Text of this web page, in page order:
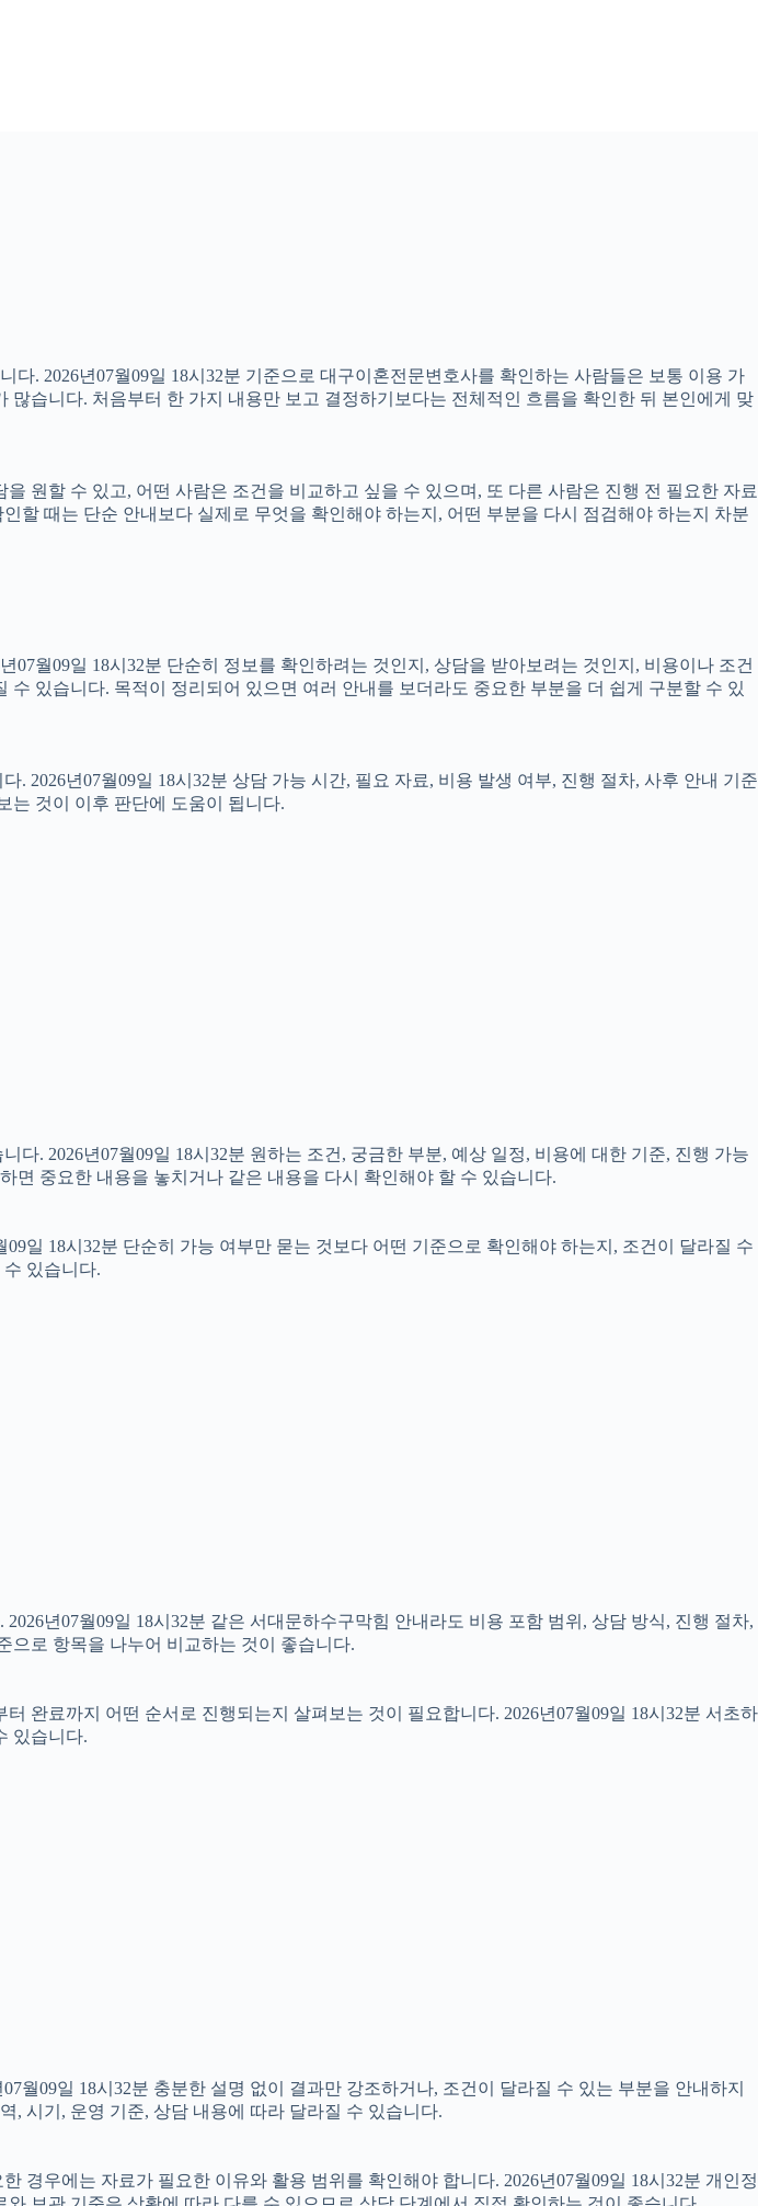
. 2026년07월09일 18시32분 기준으로 대구이혼전문변호사를 확인하는 사람들은 보통 이용 가
습니다. 처음부터 한 가지 내용만 보고 결정하기보다는 전체적인 흐름을 확인한 뒤 본인에게 맞
원할 수 있고, 어떤 사람은 조건을 비교하고 싶을 수 있으며, 또 다른 사람은 진행 전 필요한 자료
할 때는 단순 안내보다 실제로 무엇을 확인해야 하는지, 어떤 부분을 다시 점검해야 하는지 차분
월09일 18시32분 단순히 정보를 확인하려는 것인지, 상담을 받아보려는 것인지, 비용이나 조건
있습니다. 목적이 정리되어 있으면 여러 안내를 보더라도 중요한 부분을 더 쉽게 구분할 수 있
2026년07월09일 18시32분 상담 가능 시간, 필요 자료, 비용 발생 여부, 진행 절차, 사후 안내 기준
는 것이 이후 판단에 도움이 됩니다.
. 2026년07월09일 18시32분 원하는 조건, 궁금한 부분, 예상 일정, 비용에 대한 기준, 진행 가능
면 중요한 내용을 놓치거나 같은 내용을 다시 확인해야 할 수 있습니다.
일 18시32분 단순히 가능 여부만 묻는 것보다 어떤 기준으로 확인해야 하는지, 조건이 달라질 수
있습니다.
년07월09일 18시32분 같은 서대문하수구막힘 안내라도 비용 포함 범위, 상담 방식, 진행 절차,
으로 항목을 나누어 비교하는 것이 좋습니다.
완료까지 어떤 순서로 진행되는지 살펴보는 것이 필요합니다. 2026년07월09일 18시32분 서초하
있습니다.
09일 18시32분 충분한 설명 없이 결과만 강조하거나, 조건이 달라질 수 있는 부분을 안내하지
, 시기, 운영 기준, 상담 내용에 따라 달라질 수 있습니다.
경우에는 자료가 필요한 이유와 활용 범위를 확인해야 합니다. 2026년07월09일 18시32분 개인정